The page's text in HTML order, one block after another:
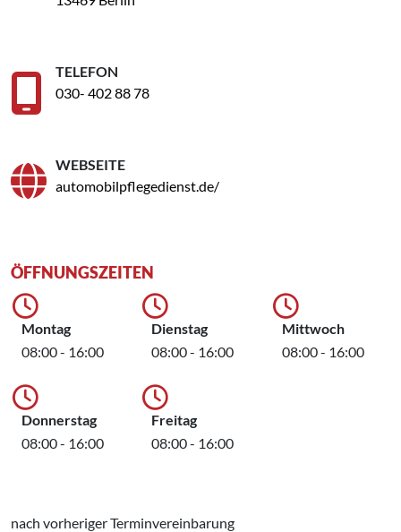
TELEFON
030- 402 88 78
WEBSEITE
automobilpflegedienst.de/
ÖFFNUNGSZEITEN
Montag
08:00 - 16:00
Dienstag
08:00 - 16:00
Mittwoch
08:00 - 16:00
Donnerstag
08:00 - 16:00
Freitag
08:00 - 16:00
nach vorheriger Terminvereinbarung